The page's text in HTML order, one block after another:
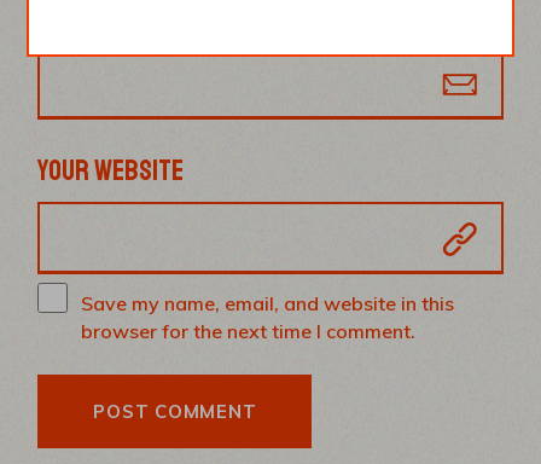
YOUR WEBSITE
Save my name, email, and website in this
browser for the next time I comment.
POST COMMENT